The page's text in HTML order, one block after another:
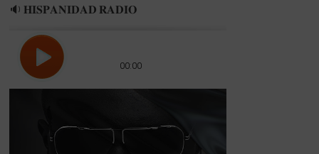
🔉 𝐇𝐈𝐒𝐏𝐀𝐍𝐈𝐃𝐀𝐃 𝐑𝐀𝐃𝐈𝐎